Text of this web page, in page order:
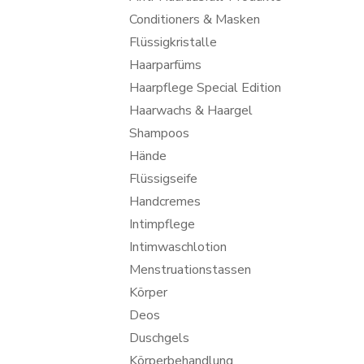
Conditioners & Masken
Flüssigkristalle
Haarparfüms
Haarpflege Special Edition
Haarwachs & Haargel
Shampoos
Hände
Flüssigseife
Handcremes
Intimpflege
Intimwaschlotion
Menstruationstassen
Körper
Deos
Duschgels